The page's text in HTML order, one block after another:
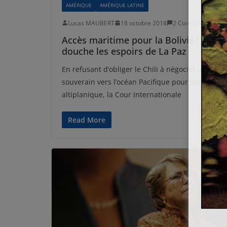
AMÉRIQUE AMÉRIQUE LATINE
Lucas MAUBERT 18 octobre 2018 2 Comments
Accès maritime pour la Bolivie : la CIJ
douche les espoirs de La Paz
En refusant d’obliger le Chili à négocier un accès
souverain vers l’océan Pacifique pour son voisin
altiplanique, la Cour internationale
Read More